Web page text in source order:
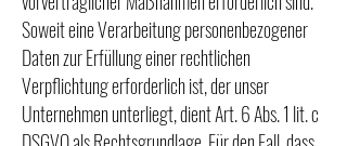
Soweit eine Verarbeitung personenbezogener
Daten zur Erfüllung einer rechtlichen
Verpflichtung erforderlich ist, der unser
Unternehmen unterliegt, dient Art. 6 Abs. 1 lit. c